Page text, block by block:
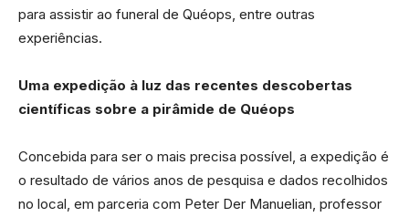
para assistir ao funeral de Quéops, entre outras
experiências.
Uma expedição à luz das recentes descobertas
científicas sobre a pirâmide de Quéops
Concebida para ser o mais precisa possível, a expedição é
o resultado de vários anos de pesquisa e dados recolhidos
no local, em parceria com Peter Der Manuelian, professor